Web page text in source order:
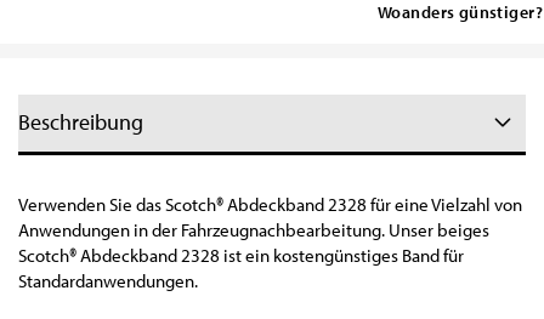
Woanders günstiger?
Beschreibung
Verwenden Sie das Scotch® Abdeckband 2328 für eine Vielzahl von
Anwendungen in der Fahrzeugnachbearbeitung. Unser beiges
Scotch® Abdeckband 2328 ist ein kostengünstiges Band für
Standardanwendungen.